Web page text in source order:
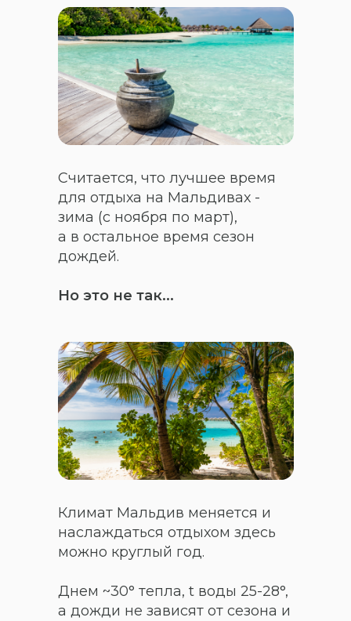
Считается, что лучшее время
для отдыха на Мальдивах -
зима (с ноября по март),
а в остальное время сезон
дождей.
Но это не так...
Климат Мальдив меняется и
наслаждаться отдыхом здесь
можно круглый год.
Днем ~30° тепла, t воды 25-28°,
а дожди не зависят от сезона и